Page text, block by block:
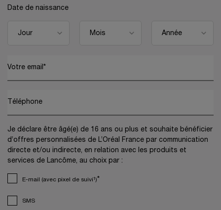
Date de naissance
Votre email *
Téléphone
Je déclare être âgé(e) de 16 ans ou plus et souhaite bénéficier
d’offres personnalisées de L’Oréal France par communication
directe et/ou indirecte, en relation avec les produits et
services de Lancôme, au choix par :
E-mail (avec pixel de suivi¹)*
SMS